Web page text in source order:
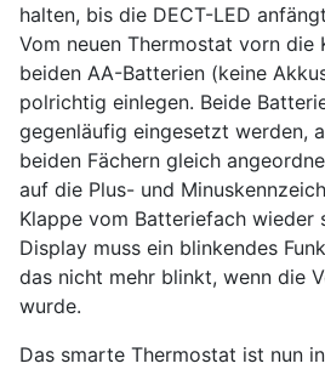
halten, bis die DECT-LED
Vom neuen Thermostat vorn die
beiden AA-Batterien (keine
polrichtig einlegen. Beide
gegenläufig eingesetzt werden,
beiden Fächern gleich
auf die Plus- und
Klappe vom Batteriefach wieder
Display muss ein blinkendes
das nicht mehr blinkt, wenn die
wurde.
Das smarte Thermostat ist nun